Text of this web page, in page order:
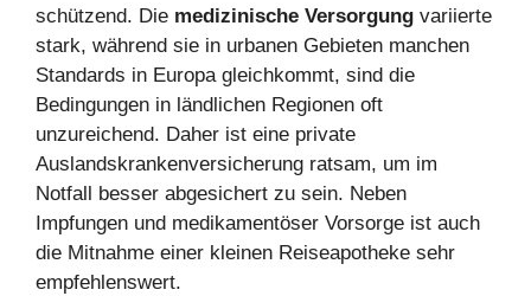
schützend. Die medizinische Versorgung variierte
stark, während sie in urbanen Gebieten manchen
Standards in Europa gleichkommt, sind die
Bedingungen in ländlichen Regionen oft
unzureichend. Daher ist eine private
Auslandskrankenversicherung ratsam, um im
Notfall besser abgesichert zu sein. Neben
Impfungen und medikamentöser Vorsorge ist auch
die Mitnahme einer kleinen Reiseapotheke sehr
empfehlenswert.